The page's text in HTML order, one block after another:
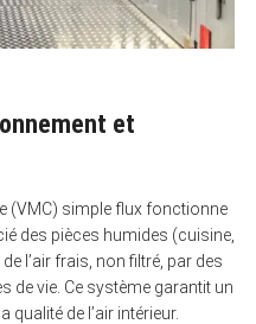
et
(VMC) simple flux fonctionne
des pièces humides (cuisine,
l’air frais, non filtré, par des
de vie. Ce système garantit un
qualité de l’air intérieur.